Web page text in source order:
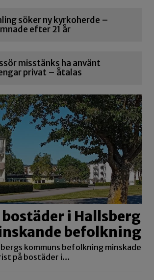
söker ny kyrkoherde –
efter 21 år
misstänks ha använt
privat – åtalas
i Hallsberg
befolkning
kommuns befolkning minskade
på bostäder i…